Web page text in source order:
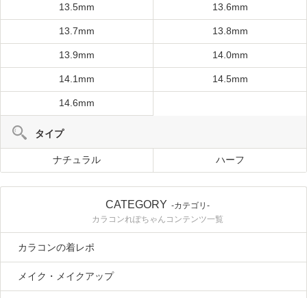
13.5mm 13.6mm
13.7mm 13.8mm
13.9mm 14.0mm
14.1mm 14.5mm
14.6mm
タイプ
ナチュラル ハーフ
CATEGORY -カテゴリ-
カラコンれぽちゃんコンテンツ一覧
カラコンの着レポ
メイク・メイクアップ